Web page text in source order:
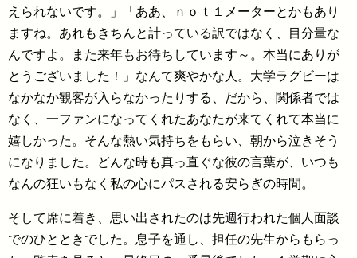
えられないです。」「ああ、ｎｏｔ１メーターとかもあり
ますね。あれもきちんと計っている訳ではなく、目分量な
んですよ。また来年もお待ちしています～。本当にありが
とうございました！」なんて爽やかな人。大学ラグビーは
なかなか観客が入らなかったりする、だから、関係者では
なく、一ファンになってくれたあなたが来てくれて本当に
嬉しかった。そんな熱い気持ちをもらい、朝から泣きそう
になりました。どんな時も真っ直ぐな彼の言葉が、いつも
なんの狂いもなく私の心にパスされる安らぎの時間。
そして席に着き、思い出されたのは先週行われた個人面談
でのひとときでした。息子を通し、担任の先生からもらっ